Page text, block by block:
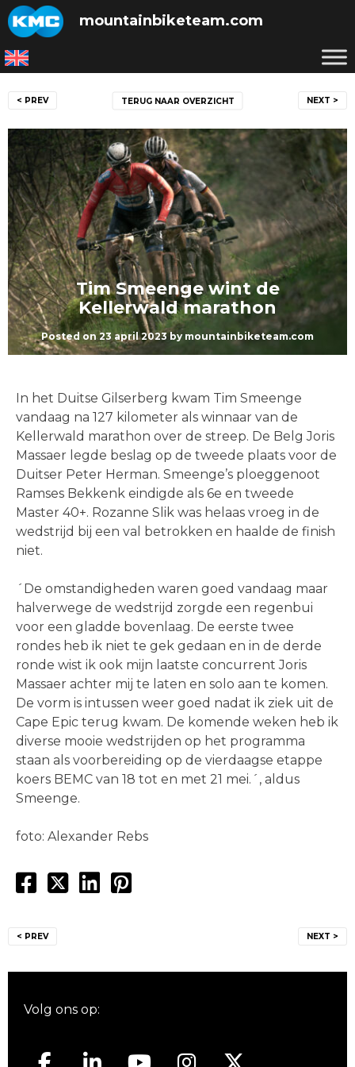
Skip
to
content
mountainbiketeam.com
navigatie
< PREV NEXT >
TERUG NAAR OVERZICHT
Tim Smeenge wint de
Kellerwald marathon
Posted on23 april 2023by mountainbiketeam.com
In het Duitse Gilserberg kwam Tim Smeenge
vandaag na 127 kilometer als winnaar van de
Kellerwald marathon over de streep. De Belg Joris
Massaer legde beslag op de tweede plaats voor de
Duitser Peter Herman. Smeenge’s ploeggenoot
Ramses Bekkenk eindigde als 6e en tweede
Master 40+. Rozanne Slik was helaas vroeg in de
wedstrijd bij een val betrokken en haalde de finish
niet.
´De omstandigheden waren goed vandaag maar
halverwege de wedstrijd zorgde een regenbui
voor een gladde bovenlaag. De eerste twee
rondes heb ik niet te gek gedaan en in de derde
ronde wist ik ook mijn laatste concurrent Joris
Massaer achter mij te laten en solo aan te komen.
De vorm is intussen weer goed nadat ik ziek uit de
Cape Epic terug kwam. De komende weken heb ik
diverse mooie wedstrijden op het programma
staan als voorbereiding op de vierdaagse etappe
koers BEMC van 18 tot en met 21 mei.´, aldus
Smeenge.
foto: Alexander Rebs
navigatie
< PREV NEXT >
Volg ons op: